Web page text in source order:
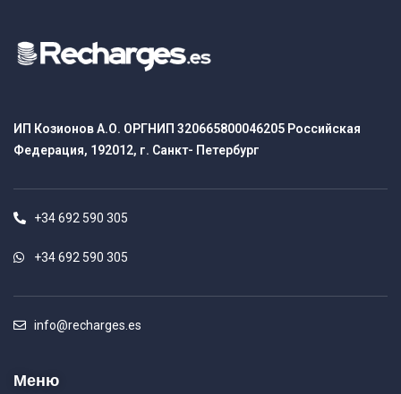
ИП Козионов А.О. ОРГНИП 320665800046205 Российская
Федерация, 192012, г. Санкт- Петербург
+34 692 590 305
+34 692 590 305
info@recharges.es
Меню